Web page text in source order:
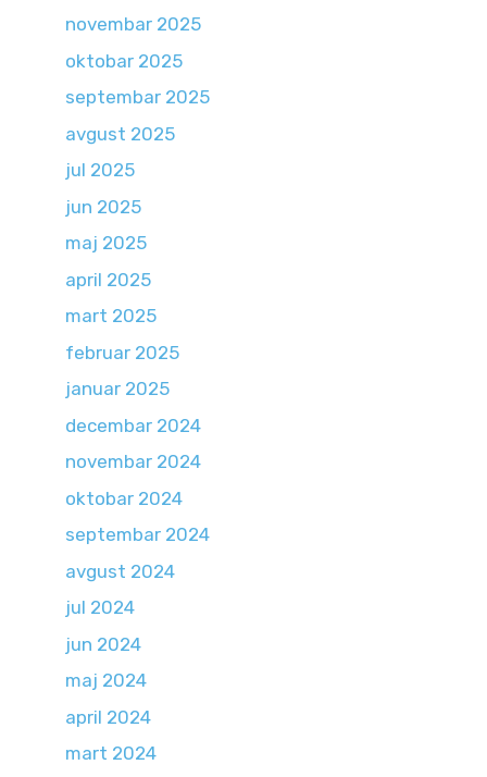
novembar 2025
oktobar 2025
septembar 2025
avgust 2025
jul 2025
jun 2025
maj 2025
april 2025
mart 2025
februar 2025
januar 2025
decembar 2024
novembar 2024
oktobar 2024
septembar 2024
avgust 2024
jul 2024
jun 2024
maj 2024
april 2024
mart 2024